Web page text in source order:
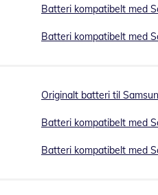
Batteri kompatibelt med
Batteri kompatibelt med
Originalt batteri til
Batteri kompatibelt med
Batteri kompatibelt med